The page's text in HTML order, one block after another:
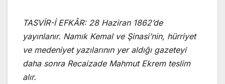
TASVİR-İ EFKÂR: 28 Haziran 1862’de
yayınlanır. Namık Kemal ve Şinasi’nin, hürriyet
ve medeniyet yazılarının yer aldığı gazeteyi
daha sonra Recaizade Mahmut Ekrem teslim
alır.